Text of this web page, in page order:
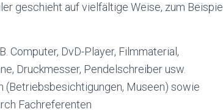
geschieht auf vielfältige Weise, zum Beispiel
Computer, DvD-Player, Filmmaterial,
Druckmesser, Pendelschreiber usw.
(Betriebsbesichtigungen, Museen) sowie
Fachreferenten